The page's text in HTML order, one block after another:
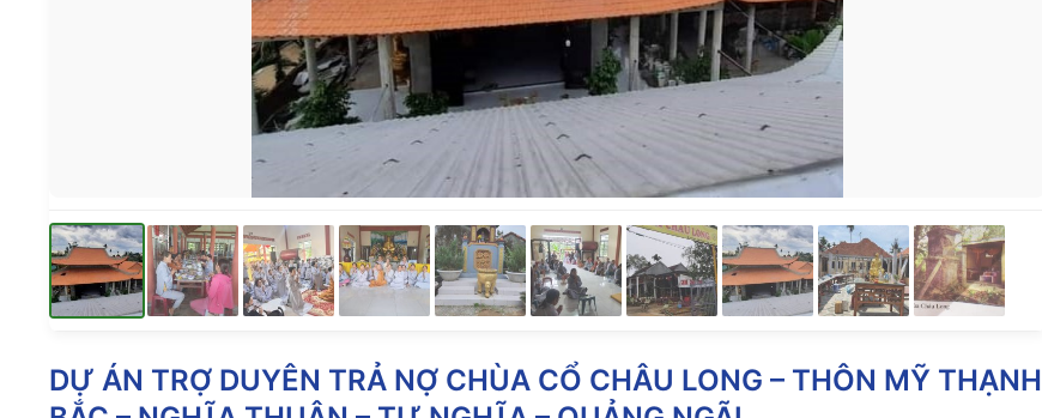
DỰ ÁN TRỢ DUYÊN TRẢ NỢ CHÙA CỔ CHÂU LONG – THÔN MỸ THẠNH